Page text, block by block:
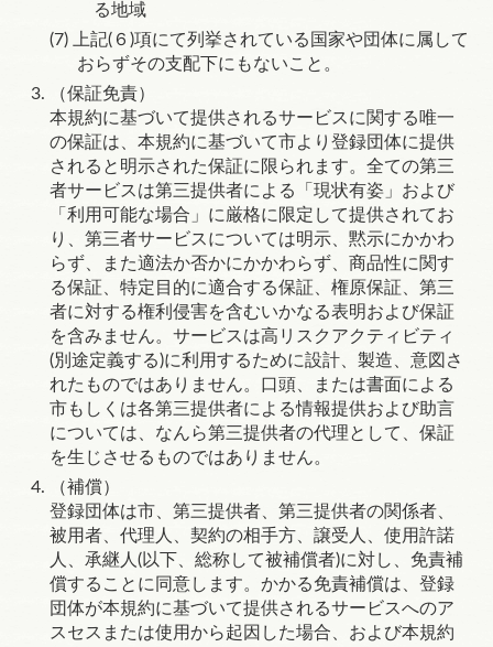
る地域
上記(６)項にて列挙されている国家や団体に属して
おらずその支配下にもないこと。
（保証免責）
本規約に基づいて提供されるサービスに関する唯一
の保証は、本規約に基づいて市より登録団体に提供
されると明示された保証に限られます。全ての第三
者サービスは第三提供者による「現状有姿」および
「利用可能な場合」に厳格に限定して提供されてお
り、第三者サービスについては明示、黙示にかかわ
らず、また適法か否かにかかわらず、商品性に関す
る保証、特定目的に適合する保証、権原保証、第三
者に対する権利侵害を含むいかなる表明および保証
を含みません。サービスは高リスクアクティビティ
(別途定義する)に利用するために設計、製造、意図さ
れたものではありません。口頭、または書面による
市もしくは各第三提供者による情報提供および助言
については、なんら第三提供者の代理として、保証
を生じさせるものではありません。
（補償）
登録団体は市、第三提供者、第三提供者の関係者、
被用者、代理人、契約の相手方、譲受人、使用許諾
人、承継人(以下、総称して被補償者)に対し、免責補
償することに同意します。かかる免責補償は、登録
団体が本規約に基づいて提供されるサービスへのア
スセスまたは使用から起因した場合、および本規約